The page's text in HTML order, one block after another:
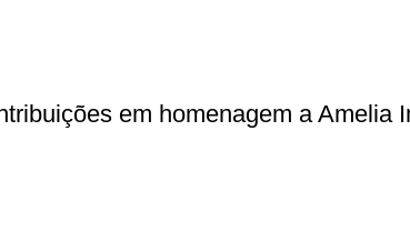
em homenagem a Amelia